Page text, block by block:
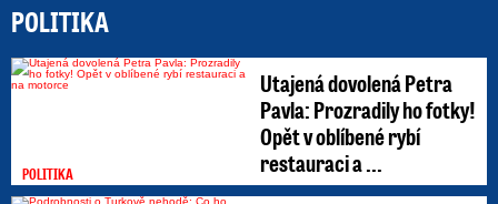
POLITIKA
POLITIKA
Utajená dovolená Petra
Pavla: Prozradily ho fotky!
Opět v oblíbené rybí
restauraci a ...